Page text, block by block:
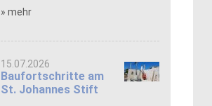
» mehr
15.07.2026
Baufortschritte am
St. Johannes Stift